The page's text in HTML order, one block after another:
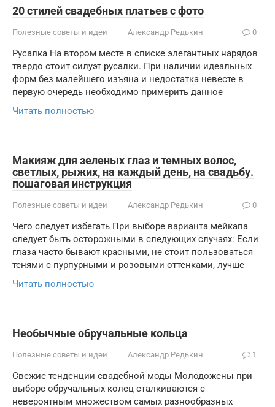
20 стилей свадебных платьев с фото
Полезные советы и идеи Александр Редькин 0
Русалка На втором месте в списке элегантных нарядов
твердо стоит силуэт русалки. При наличии идеальных
форм без малейшего изъяна и недостатка невесте в
первую очередь необходимо примерить данное
Читать полностью
Макияж для зеленых глаз и темных волос,
светлых, рыжих, на каждый день, на свадьбу.
пошаговая инструкция
Полезные советы и идеи Александр Редькин 0
Чего следует избегать При выборе варианта мейкапа
следует быть осторожными в следующих случаях: Если
глаза часто бывают красными, не стоит пользоваться
тенями с пурпурными и розовыми оттенками, лучше
Читать полностью
Необычные обручальные кольца
Полезные советы и идеи Александр Редькин 1
Свежие тенденции свадебной моды Молодожены при
выборе обручальных колец сталкиваются с
невероятным множеством самых разнообразных